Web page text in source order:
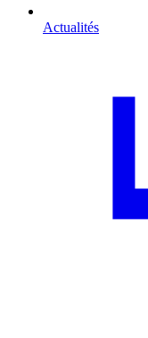
Actualités